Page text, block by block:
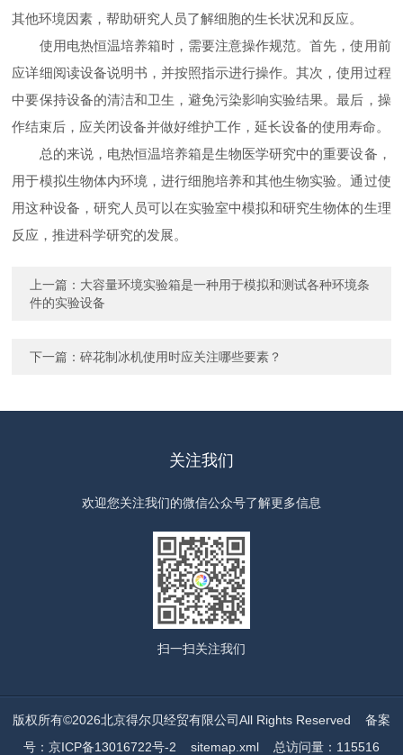
其他环境因素，帮助研究人员了解细胞的生长状况和反应。
使用电热恒温培养箱时，需要注意操作规范。首先，使用前
应详细阅读设备说明书，并按照指示进行操作。其次，使用过程
中要保持设备的清洁和卫生，避免污染影响实验结果。最后，操
作结束后，应关闭设备并做好维护工作，延长设备的使用寿命。
总的来说，电热恒温培养箱是生物医学研究中的重要设备，
用于模拟生物体内环境，进行细胞培养和其他生物实验。通过使
用这种设备，研究人员可以在实验室中模拟和研究生物体的生理
反应，推进科学研究的发展。
上一篇： 大容量环境实验箱是一种用于模拟和测试各种环境条
件的实验设备
下一篇：碎花制冰机使用时应关注哪些要素？
关注我们
欢迎您关注我们的微信公众号了解更多信息
扫一扫关注我们
版权所有©2026北京得尔贝经贸有限公司All Rights Reserved 备案
号：京ICP备13016722号-2
sitemap.xml总访问量：115516